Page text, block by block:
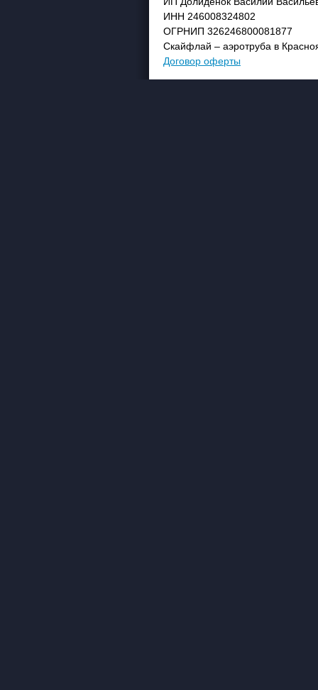
ИНН 246008324802
ОГРНИП 326246800081877
Скайфлай – аэротруба в
Договор оферты